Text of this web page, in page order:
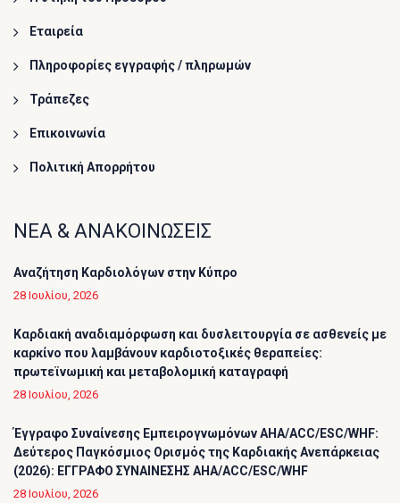
Εταιρεία
Πληροφορίες εγγραφής / πληρωμών
Τράπεζες
Επικοινωνία
Πολιτική Απορρήτου
ΝΕΑ & ΑΝΑΚΟΙΝΩΣΕΙΣ
Αναζήτηση Καρδιολόγων στην Κύπρο
28 Ιουλίου, 2026
Καρδιακή αναδιαμόρφωση και δυσλειτουργία σε ασθενείς με
καρκίνο που λαμβάνουν καρδιοτοξικές θεραπείες:
πρωτεϊνωμική και μεταβολομική καταγραφή
28 Ιουλίου, 2026
Έγγραφο Συναίνεσης Εμπειρογνωμόνων AHA/ACC/ESC/WHF:
Δεύτερος Παγκόσμιος Ορισμός της Καρδιακής Ανεπάρκειας
(2026): ΕΓΓΡΑΦΟ ΣΥΝΑΙΝΕΣΗΣ AHA/ACC/ESC/WHF
28 Ιουλίου, 2026